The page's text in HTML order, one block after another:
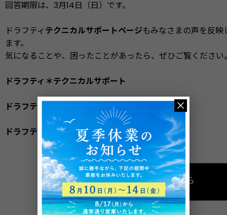
回答期限は、3月14日（日）です。
ドラフティテクニカルサポートページもみなさまの声を反
ます。
気になることや、困ったことがあったら、ぜひご覧ください
ドラフティ＊テクニカルサポート
ドラフティ＊バグレポート
ドラフティ日本語マニュアル